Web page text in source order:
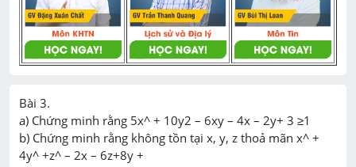
Bài 3.
a) Chứng minh rằng 5x^ + 10y2 – 6xy – 4x – 2y+ 3 ≥1
b) Chứng minh rằng không tồn tại x, y, z thoả mãn x^ +
4y^ +z^ – 2x – 6z+8y +